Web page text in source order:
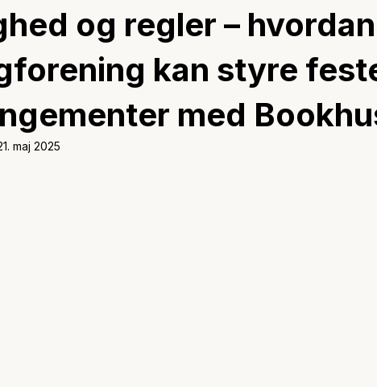
og regler –
kan styre
med
maj 2025